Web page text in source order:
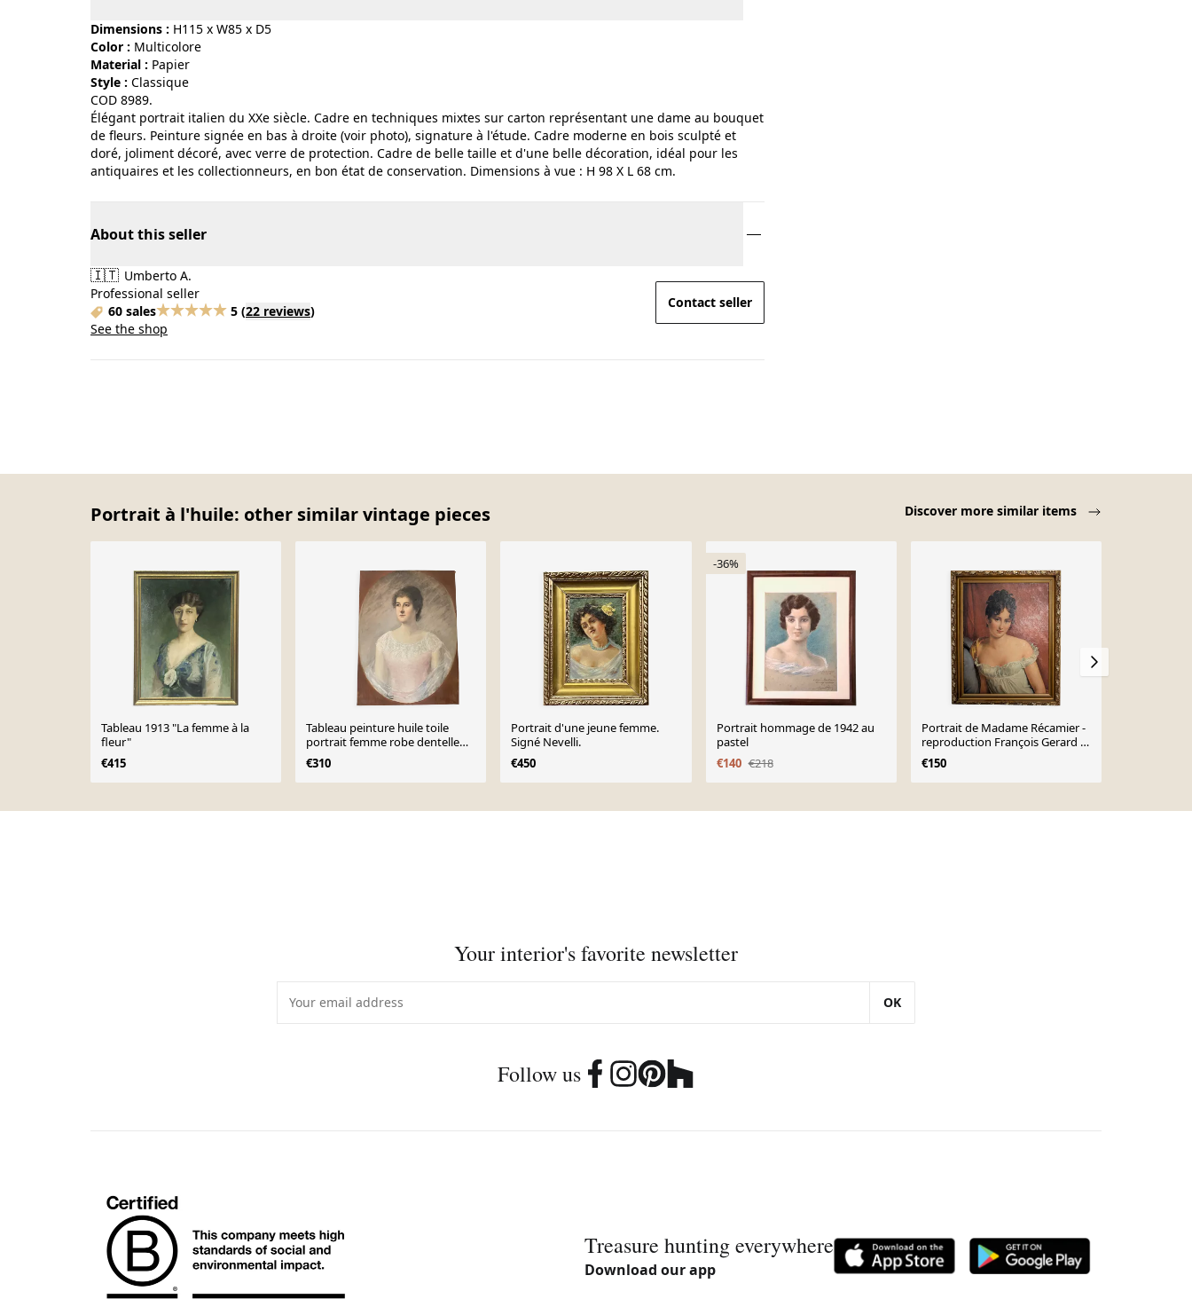
Dimensions : H115 x W85 x D5
Color :
multicolore
Material :
papier
Style :
classique
COD 8989.
Élégant portrait italien du XXe siècle. Cadre en techniques mixtes sur carton représentant une dame au bouquet
de fleurs. Peinture signée en bas à droite (voir photo), signature à l'étude. Cadre moderne en bois sculpté et
doré, joliment décoré, avec verre de protection. Cadre de belle taille et d'une belle décoration, idéal pour les
antiquaires et les collectionneurs, en bon état de conservation. Dimensions à vue : H 98 X L 68 cm.
About this seller
🇮🇹 Umberto A.
Professional seller
60 sales
5 (22 reviews)
See the shop
Contact seller
Portrait à l'huile: other similar vintage pieces Discover more similar items
Tableau 1913 "La femme à la
fleur"
€415
Tableau peinture huile toile
portrait femme robe dentelle
xixème 19ème merl
€310
Portrait d'une jeune femme.
Signé Nevelli.
€450
-36%
Portrait hommage de 1942 au
pastel
€140 €218
Portrait de Madame Récamier -
reproduction François Gerard -
cadre doré
€150
Your interior's favorite newsletter
OK
Follow us
Treasure hunting everywhere
Download our app